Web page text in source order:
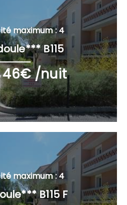
maximum : 4
B115
46€ /nuit
maximum : 4
B115 F